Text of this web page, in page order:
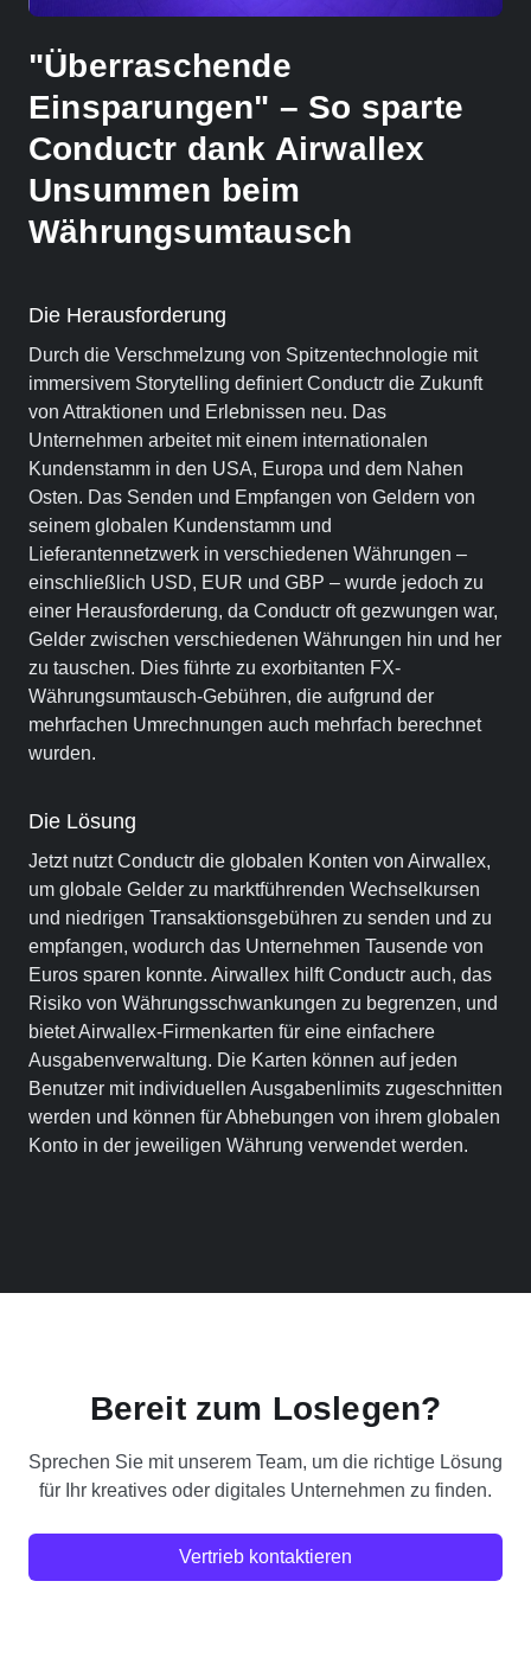
"Überraschende
Einsparungen" – So sparte
Conductr dank Airwallex
Unsummen beim
Währungsumtausch
Die Herausforderung
Durch die Verschmelzung von Spitzentechnologie mit
immersivem Storytelling definiert Conductr die Zukunft
von Attraktionen und Erlebnissen neu. Das
Unternehmen arbeitet mit einem internationalen
Kundenstamm in den USA, Europa und dem Nahen
Osten. Das Senden und Empfangen von Geldern von
seinem globalen Kundenstamm und
Lieferantennetzwerk in verschiedenen Währungen –
einschließlich USD, EUR und GBP – wurde jedoch zu
einer Herausforderung, da Conductr oft gezwungen war,
Gelder zwischen verschiedenen Währungen hin und her
zu tauschen. Dies führte zu exorbitanten FX-
Währungsumtausch-Gebühren, die aufgrund der
mehrfachen Umrechnungen auch mehrfach berechnet
wurden.
Die Lösung
Jetzt nutzt Conductr die globalen Konten von Airwallex,
um globale Gelder zu marktführenden Wechselkursen
und niedrigen Transaktionsgebühren zu senden und zu
empfangen, wodurch das Unternehmen Tausende von
Euros sparen konnte. Airwallex hilft Conductr auch, das
Risiko von Währungsschwankungen zu begrenzen, und
bietet Airwallex-Firmenkarten für eine einfachere
Ausgabenverwaltung. Die Karten können auf jeden
Benutzer mit individuellen Ausgabenlimits zugeschnitten
werden und können für Abhebungen von ihrem globalen
Konto in der jeweiligen Währung verwendet werden.
Bereit zum Loslegen?
Sprechen Sie mit unserem Team, um die richtige Lösung
für Ihr kreatives oder digitales Unternehmen zu finden.
Vertrieb kontaktieren